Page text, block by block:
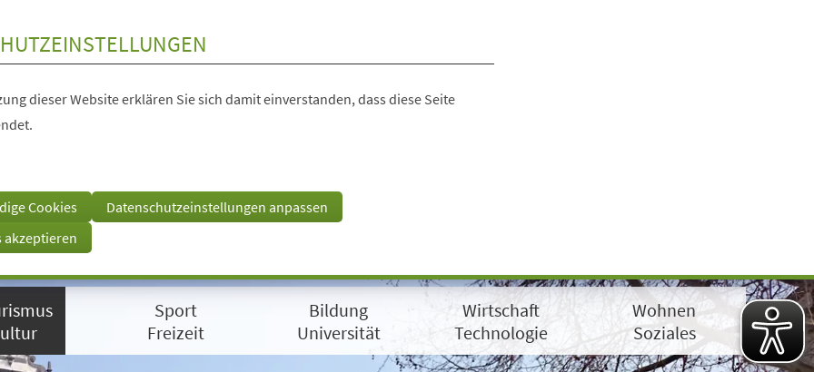
dieser Website erklären Sie sich damit einverstanden, dass diese Seite
Cookies
Datenschutzeinstellungen anpassen
akzeptieren
Sport
Freizeit
Bildung
Universität
Wirtschaft
Technologie
Wohnen
Soziales